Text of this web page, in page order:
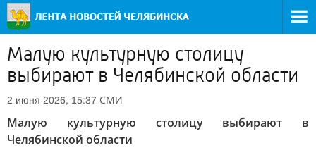
Малую культурную столицу
выбирают в Челябинской области
2 июня 2026, 15:37 СМИ
Малую культурную столицу выбирают в
Челябинской области